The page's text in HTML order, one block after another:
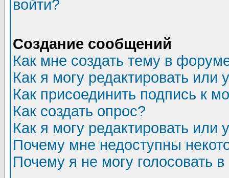
войти?
Создание сообщений
Как мне создать тему в
Как я могу редактировать или
Как присоединить подпись к
Как создать опрос?
Как я могу редактировать или
Почему мне недоступны
Почему я не могу голосовать